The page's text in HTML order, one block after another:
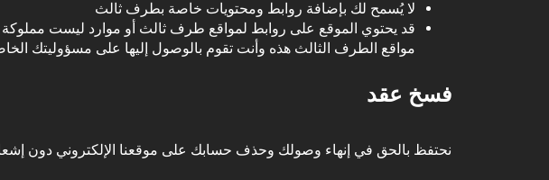
لا يُسمح لك بإضافة روابط ومحتويات خاصة بطرف ثالث
مواقع الطرف الثالث هذه وأنت تقوم بالوصول إليها على مسؤوليتك
فسخ عقد
نحتفظ بالحق في إنهاء وصولك وحذف حسابك على موقعنا الإلكتروني دون